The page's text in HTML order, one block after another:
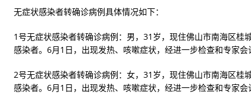
片《大国重器》
冠疫苗列入“紧急使用清单”
无症状感染者转确诊病例具体情况如下：
1号无症状感染者转确诊病例：男，31岁，现住佛山市南海区桂
感染者。6月1日，出现发热、咳嗽症状，经进一步检查和专家会
2号无症状感染者转确诊病例：女，31岁，现住佛山市南海区桂
感染者。6月1日，出现发热、咳嗽症状，经进一步检查和专家会